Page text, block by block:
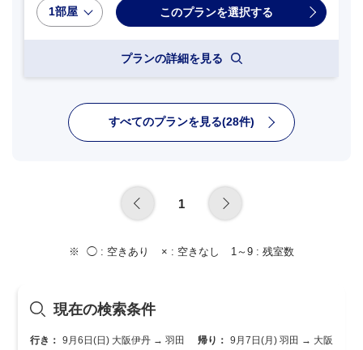
1部屋
プランの詳細を見る
すべてのプランを見る(28件)
1
◯ : 空きあり × : 空きなし 1～9 : 残室数
現在の検索条件
行き： 9月6日(日) 大阪伊丹 → 羽田 帰り： 9月7日(月) 羽田 → 大阪